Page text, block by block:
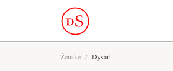
Ženske / Dysart